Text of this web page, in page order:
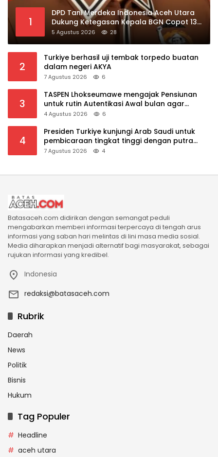
1
DPD Tani Merdeka Indonesia Aceh Utara
Dukung Ketegasan Kepala BGN Copot 137
Kepala SPPG
5 Agustus 2026 28
2
Turkiye berhasil uji tembak torpedo buatan
dalam negeri AKYA
7 Agustus 2026 6
3
TASPEN Lhokseumawe mengajak Pensiunan
untuk rutin Autentikasi Awal bulan agar
Manfaat Pensiun tetap Lancar
4 Agustus 2026 6
4
Presiden Turkiye kunjungi Arab Saudi untuk
pembicaraan tingkat tinggi dengan putra
mahkota Saudi dan PM Pakistan
7 Agustus 2026 4
Batasaceh.com didirikan dengan semangat peduli
mengabarkan memberi informasi terpercaya di tengah arus
informasi yang saban hari melintas di lini masa media sosial.
Media diharapkan menjadi alternatif bagi masyarakat, sebagai
rujukan informasi yang kredibel.
Indonesia
redaksi@batasaceh.com
Rubrik
Daerah
News
Politik
Bisnis
Hukum
Tag Populer
Headline
aceh utara